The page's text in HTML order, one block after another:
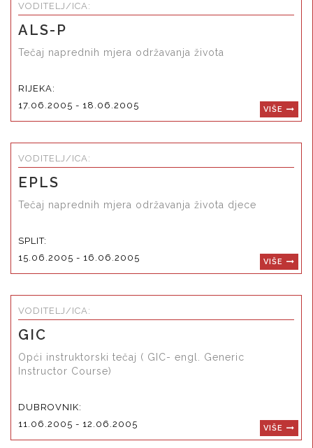
VODITELJ/ICA:
ALS-P
Tečaj naprednih mjera održavanja života
RIJEKA:
17.06.2005 - 18.06.2005
VIŠE
VODITELJ/ICA:
EPLS
Tečaj naprednih mjera održavanja života djece
SPLIT:
15.06.2005 - 16.06.2005
VIŠE
VODITELJ/ICA:
GIC
Opći instruktorski tečaj ( GIC- engl. Generic
Instructor Course)
DUBROVNIK:
11.06.2005 - 12.06.2005
VIŠE